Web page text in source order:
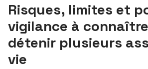
Risques, limites et
vigilance à
détenir plusieurs
vie